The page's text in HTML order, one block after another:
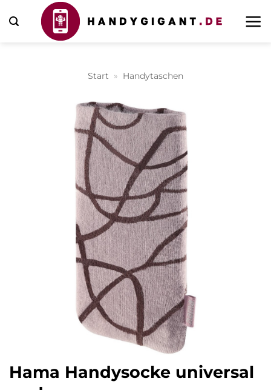
Inhalt
Start » Handytaschen
Hama Handysocke universal